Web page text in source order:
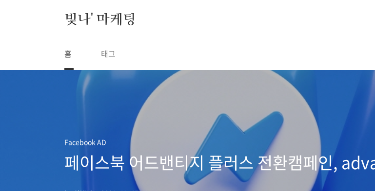
빛나' 마케팅
홈 태그
Facebook AD
페이스북 어드밴티지 플러스 전환캠페인,